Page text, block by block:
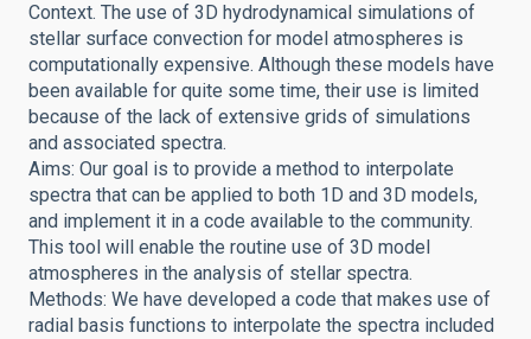
Context. The use of 3D hydrodynamical simulations of
stellar surface convection for model atmospheres is
computationally expensive. Although these models have
been available for quite some time, their use is limited
because of the lack of extensive grids of simulations
and associated spectra.
Aims: Our goal is to provide a method to interpolate
spectra that can be applied to both 1D and 3D models,
and implement it in a code available to the community.
This tool will enable the routine use of 3D model
atmospheres in the analysis of stellar spectra.
Methods: We have developed a code that makes use of
radial basis functions to interpolate the spectra included